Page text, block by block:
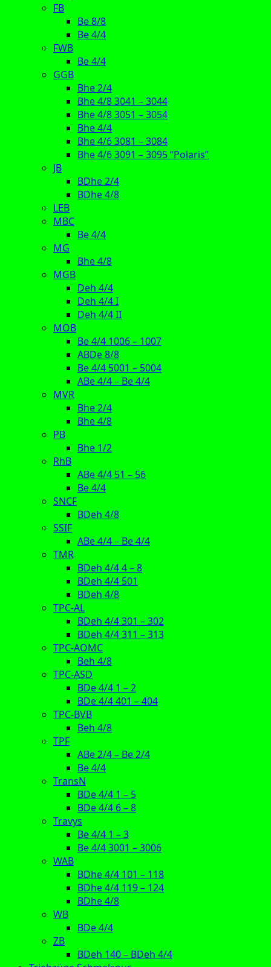
FB
Be 8/8
Be 4/4
FWB
Be 4/4
GGB
Bhe 2/4
Bhe 4/8 3041 – 3044
Bhe 4/8 3051 – 3054
Bhe 4/4
Bhe 4/6 3081 – 3084
Bhe 4/6 3091 – 3095 “Polaris”
JB
BDhe 2/4
BDhe 4/8
LEB
MBC
Be 4/4
MG
Bhe 4/8
MGB
Deh 4/4
Deh 4/4 I
Deh 4/4 II
MOB
Be 4/4 1006 – 1007
ABDe 8/8
Be 4/4 5001 – 5004
ABe 4/4 – Be 4/4
MVR
Bhe 2/4
Bhe 4/8
PB
Bhe 1/2
RhB
ABe 4/4 51 – 56
Be 4/4
SNCF
BDeh 4/8
SSIF
ABe 4/4 – Be 4/4
TMR
BDeh 4/4 4 – 8
BDeh 4/4 501
BDeh 4/8
TPC-AL
BDeh 4/4 301 – 302
BDeh 4/4 311 – 313
TPC-AOMC
Beh 4/8
TPC-ASD
BDe 4/4 1 – 2
BDe 4/4 401 – 404
TPC-BVB
Beh 4/8
TPF
ABe 2/4 – Be 2/4
Be 4/4
TransN
BDe 4/4 1 – 5
BDe 4/4 6 – 8
Travys
Be 4/4 1 – 3
Be 4/4 3001 – 3006
WAB
BDhe 4/4 101 – 118
BDhe 4/4 119 – 124
BDhe 4/8
WB
BDe 4/4
ZB
BDeh 140 – BDeh 4/4